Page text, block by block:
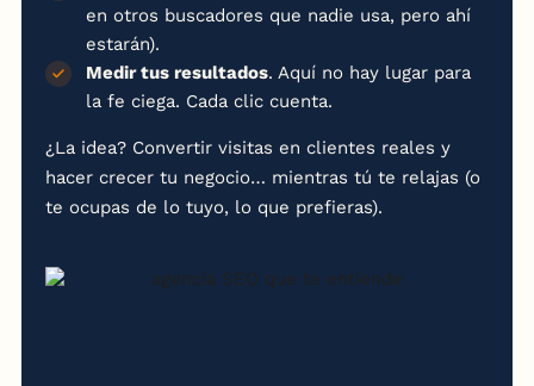
en otros buscadores que nadie usa, pero ahí
estarán).
Medir tus resultados. Aquí no hay lugar para
la fe ciega. Cada clic cuenta.
¿La idea? Convertir visitas en clientes reales y
hacer crecer tu negocio… mientras tú te relajas (o
te ocupas de lo tuyo, lo que prefieras).